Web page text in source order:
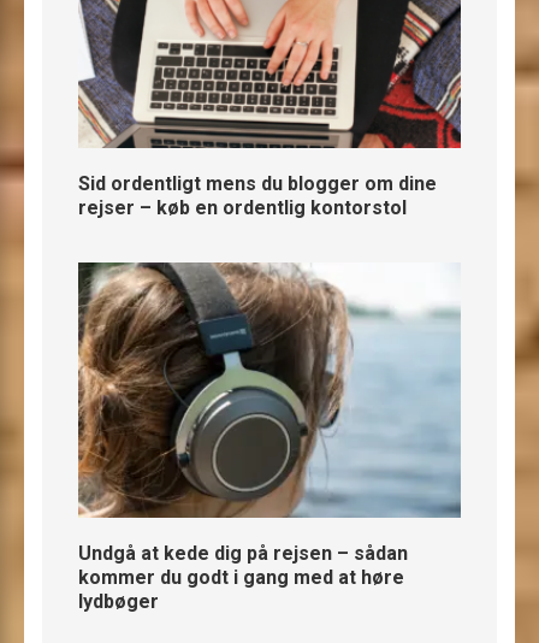
Sid ordentligt mens du blogger om dine
rejser – køb en ordentlig kontorstol
Undgå at kede dig på rejsen – sådan
kommer du godt i gang med at høre
lydbøger